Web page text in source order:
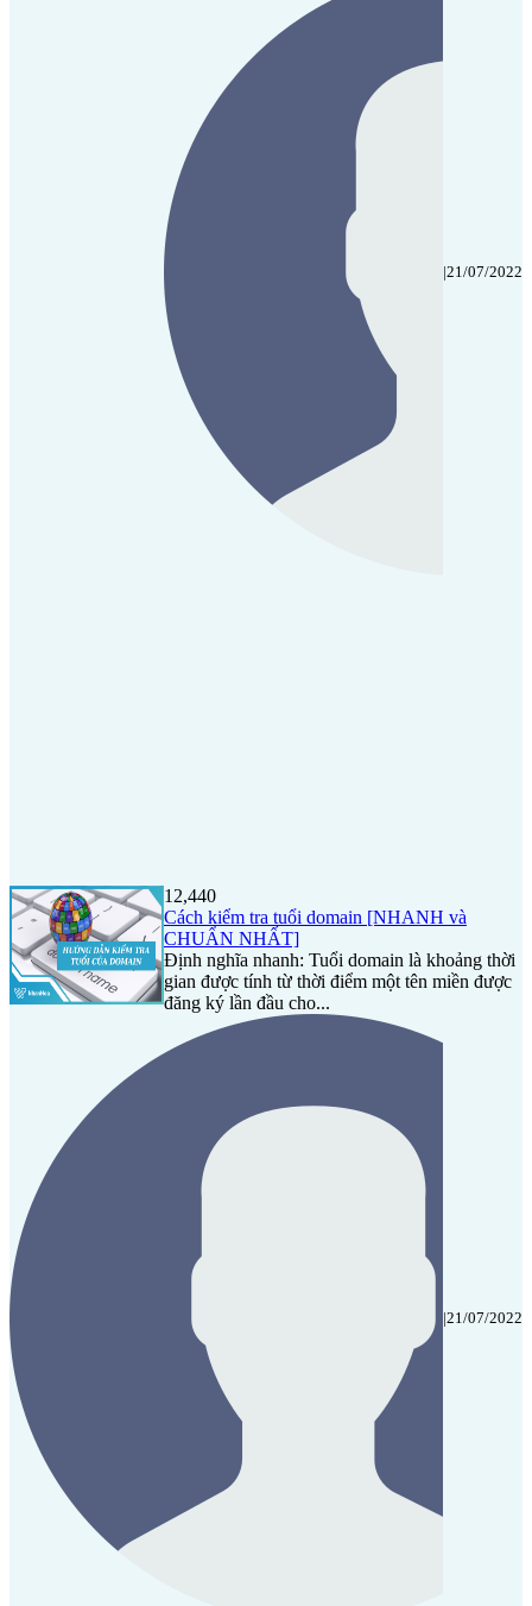
|21/07/2022
12,440
Cách kiểm tra tuổi domain [NHANH và
CHUẨN NHẤT]
Định nghĩa nhanh: Tuổi domain là khoảng thời
gian được tính từ thời điểm một tên miền được
đăng ký lần đầu cho...
|21/07/2022